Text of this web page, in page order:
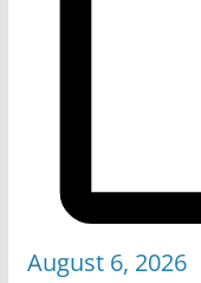
August 6, 2026